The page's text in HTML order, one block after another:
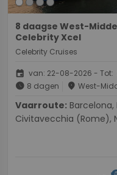
8 daagse West-
Celebrity Xcel
Celebrity Cruises
event van: 22-08-2026 -
schedule 8 dagen place West-
Vaarroute:
Civitavecchia (Rome),